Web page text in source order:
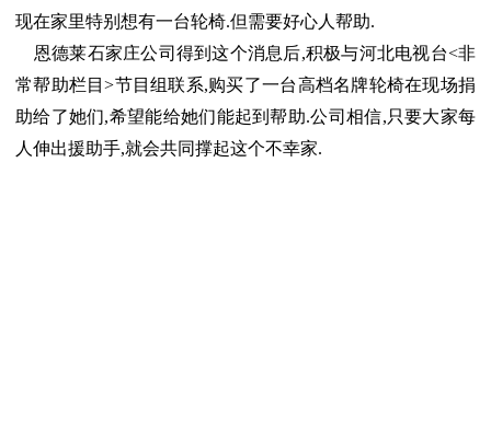
现在家里特别想有一台轮椅.但需要好心人帮助.
恩德莱石家庄公司得到这个消息后,积极与河北电视台<非
常帮助栏目>节目组联系,购买了一台高档名牌轮椅在现场捐
助给了她们,希望能给她们能起到帮助.公司相信,只要大家每
人伸出援助手,就会共同撑起这个不幸家.